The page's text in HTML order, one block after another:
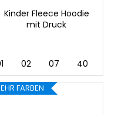
44 62
Kinder Fleece Hoodie
mit Druck
02 07 40
FARBEN